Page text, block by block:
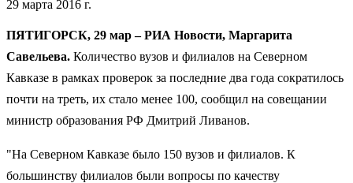
29 марта 2016 г.
ПЯТИГОРСК, 29 мар – РИА Новости, Маргарита
Савельева. Количество вузов и филиалов на Северном
Кавказе в рамках проверок за последние два года сократилось
почти на треть, их стало менее 100, сообщил на совещании
министр образования РФ Дмитрий Ливанов.
"На Северном Кавказе было 150 вузов и филиалов. К
большинству филиалов были вопросы по качеству